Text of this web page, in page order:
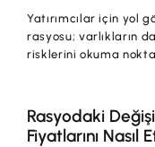
Yatırımcılar için yol
rasyosu; varlıkların
risklerini okuma
Rasyodaki
Fiyatlarını Nasıl